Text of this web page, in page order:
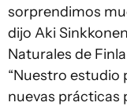
sorprendimos
dijo Aki
Naturales de
“Nuestro estudio
nuevas prácticas